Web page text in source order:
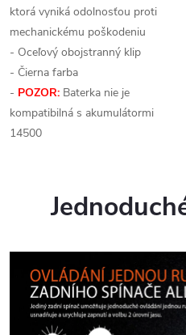
ktorá vyniká odolnosťou proti
mechanickému poškodeniu
- Oceľový obojstranný klip
- Čierna farba
- POZOR: Baterka nie je
kompatibilná s akumulátormi
14500